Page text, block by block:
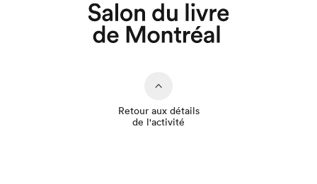
Retour aux détails
de l'activité